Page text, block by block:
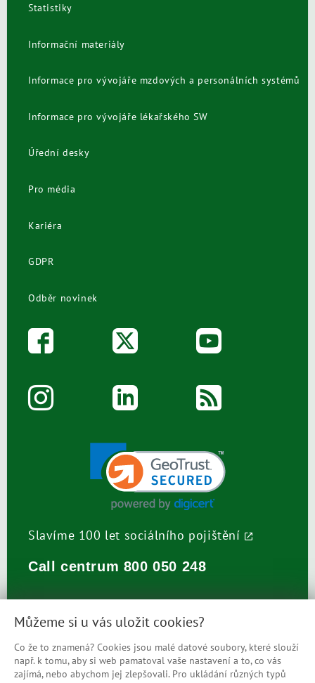
Statistiky
Informační materiály
Informace pro vývojáře mzdových a personálních systémů
Informace pro vývojáře lékařského SW
Úřední desky
Pro média
Kariéra
GDPR
Odběr novinek
Slavíme 100 let sociálního pojištění
Call centrum 800 050 248
Prohlášení o přístupnosti
Můžeme si u vás uložit cookies?
Co že to znamená? Cookies jsou malé datové soubory, které slouží
např. k tomu, aby si web pamatoval vaše nastavení a to, co vás
zajímá, nebo abychom jej zlepšovali. Pro ukládání různých typů